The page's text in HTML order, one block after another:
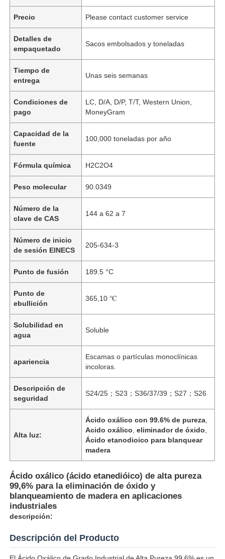
Precio Please contact customer service
Detalles de
empaquetado
Sacos embolsados ​​y toneladas
Tiempo de
entrega
Unas seis semanas
Condiciones de
pago
LC, D/A, D/P, T/T, Western Union,
MoneyGram
Capacidad de la
fuente
100,000 toneladas por año
Fórmula química H2C2O4
Peso molecular 90.0349
Número de la
clave de CAS
144 a 62 a 7
Número de inicio
de sesión EINECS
205-634-3
Punto de fusión 189.5 °C
Punto de
ebullición
365,10 ℃
Solubilidad en
agua
Soluble
apariencia
Escamas o partículas monoclínicas
incoloras.
Descripción de
seguridad
S24/25；S23；S36/37/39；S27；S26
Alta luz:
Ácido oxálico con 99.6% de pureza
Acido oxálico ,eliminador de óxido
Ácido etanodioico para blanquear
madera
Ácido oxálico (ácido etanedióico) de alta pureza
99,6% para la eliminación de óxido y
blanqueamiento de madera en aplicaciones
industriales
descripción:
Descripción del Producto